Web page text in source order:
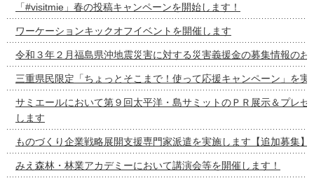
「#visitmie」春の投稿キャンペーンを開始します！
ワーケーションキックオフイベントを開催します
令和３年２月福島県沖地震災害に対する災害義援金の募集情報のお
三重県民限定「ちょっとそこまで！使って応援キャンペーン」を実
サミエールにおいて第９回太平洋・島サミットのＰＲ展示＆プレゼ
します
ものづくり企業戦略展開支援専門家派遣を実施します【追加募集】
みえ森林・林業アカデミーにおいて講演会等を開催します！